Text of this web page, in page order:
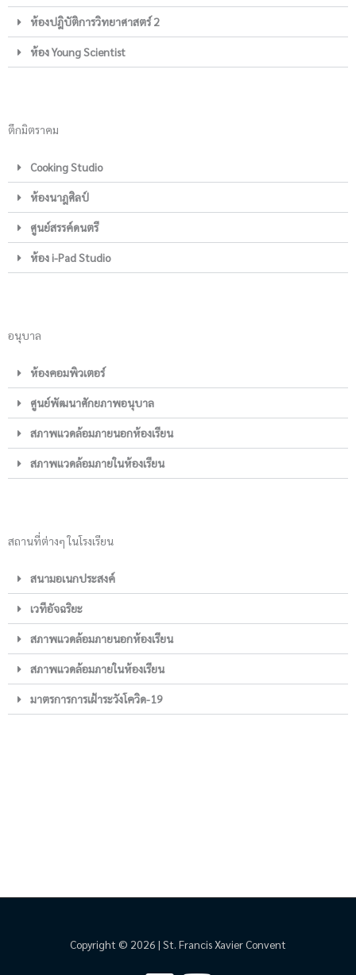
ห้องปฎิบัติการวิทยาศาสตร์ 2
ห้อง Young Scientist
ตึกมิตราคม
Cooking Studio
ห้องนาฎศิลป์
ศูนย์สรรค์ดนตรี
ห้อง i-Pad Studio
อนุบาล
ห้องคอมพิวเตอร์
ศูนย์พัฒนาศักยภาพอนุบาล
สภาพแวดล้อมภายนอกห้องเรียน
สภาพแวดล้อมภายในห้องเรียน
สถานที่ต่างๆ ในโรงเรียน
สนามอเนกประสงค์
เวทีอัจฉริยะ
สภาพแวดล้อมภายนอกห้องเรียน
สภาพแวดล้อมภายในห้องเรียน
มาตรการการเฝ้าระวังโควิด-19
Copyright © 2026 | St. Francis Xavier Convent